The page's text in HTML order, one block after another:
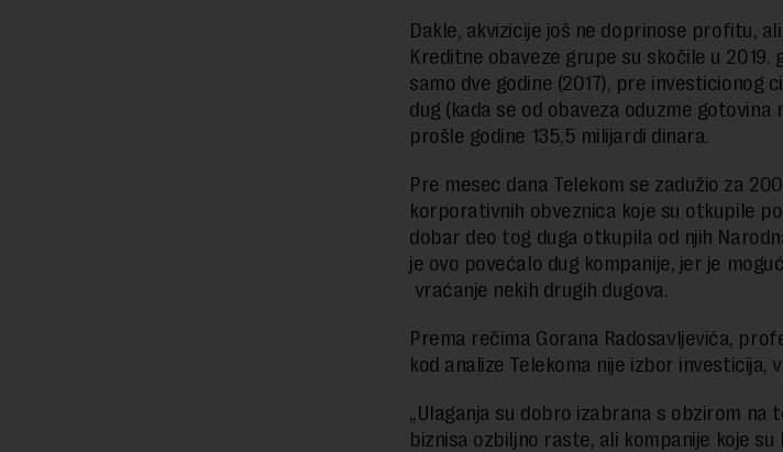
Dakle, akvizicije još ne doprinose profitu,
Kreditne obaveze grupe su skočile u 2019.
samo dve godine (2017), pre investicionog
dug (kada se od obaveza oduzme gotovina
prošle godine 135,5 milijardi dinara.
Pre mesec dana Telekom se zadužio za
korporativnih obveznica koje su otkupile
dobar deo tog duga otkupila od njih
je ovo povećalo dug kompanije, jer je
vraćanje nekih drugih dugova.
Prema rečima Gorana Radosavljevića,
kod analize Telekoma nije izbor investicija,
„Ulaganja su dobro izabrana s obzirom na
biznisa ozbiljno raste, ali kompanije koje